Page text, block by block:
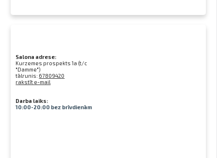
Salona adrese:
Kurzemes prospekts 1a (t/c
"Damme")
tālrunis: 67809420
rakstīt e-mail
Darba laiks:
10:00-20:00 bez brīvdienām